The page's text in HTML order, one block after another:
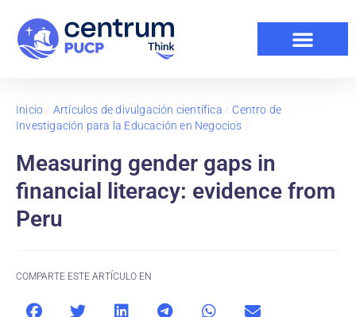
Inicio / Artículos de divulgación científica / Centro de
Investigación para la Educación en Negocios /
Measuring gender gaps in
financial literacy: evidence from
Peru
COMPARTE ESTE ARTÍCULO EN